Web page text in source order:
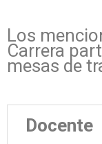
Los
Carrera
mesas de
Docente